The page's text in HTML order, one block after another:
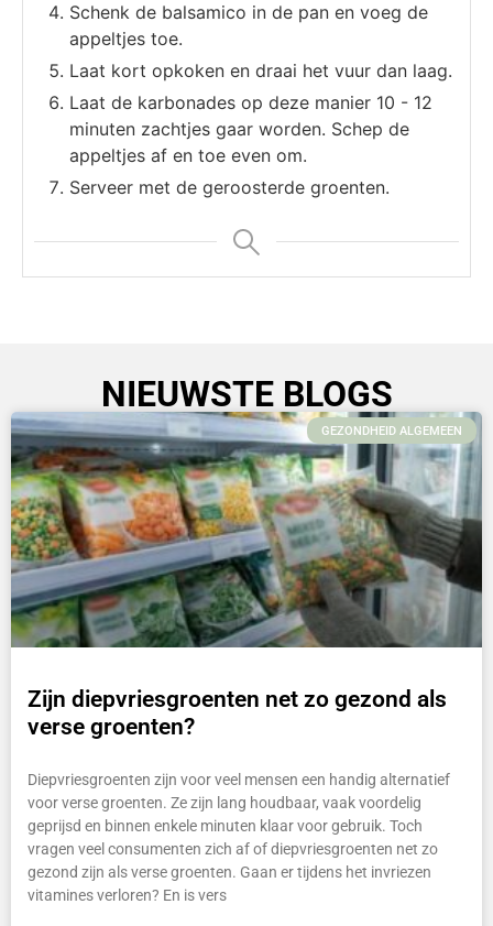
Schenk de balsamico in de pan en voeg de
appeltjes toe.
Laat kort opkoken en draai het vuur dan laag.
Laat de karbonades op deze manier 10 - 12
minuten zachtjes gaar worden. Schep de
appeltjes af en toe even om.
Serveer met de geroosterde groenten.
NIEUWSTE BLOGS
GEZONDHEID ALGEMEEN
Zijn diepvriesgroenten net zo gezond als
verse groenten?
Diepvriesgroenten zijn voor veel mensen een handig alternatief
voor verse groenten. Ze zijn lang houdbaar, vaak voordelig
geprijsd en binnen enkele minuten klaar voor gebruik. Toch
vragen veel consumenten zich af of diepvriesgroenten net zo
gezond zijn als verse groenten. Gaan er tijdens het invriezen
vitamines verloren? En is vers